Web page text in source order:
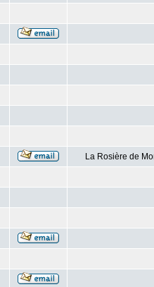
La Rosière de